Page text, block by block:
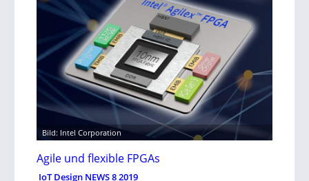
Bild: Intel Corporation
Agile und flexible FPGAs
IoT Design NEWS 8 2019